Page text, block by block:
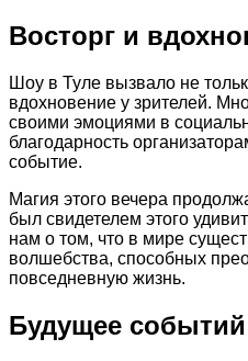
Восторг и
Шоу в Туле вызвало не
вдохновение у зрителей.
своими эмоциями в
благодарность
событие.
Магия этого вечера
был свидетелем этого
нам о том, что в мире
волшебства, способных
повседневную жизнь.
Будущее событий